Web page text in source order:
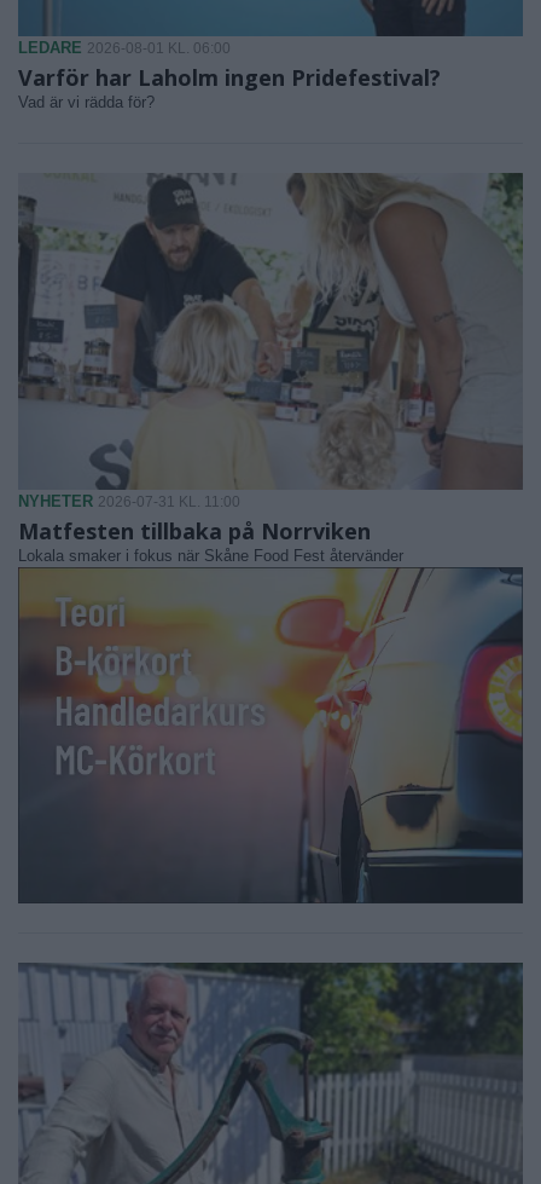
LEDARE 2026-08-01 KL. 06:00
Varför har Laholm ingen Pridefestival?
Vad är vi rädda för?
NYHETER 2026-07-31 KL. 11:00
Matfesten tillbaka på Norrviken
Lokala smaker i fokus när Skåne Food Fest återvänder